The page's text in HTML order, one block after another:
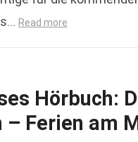
Read more
Hörbuch:
– Ferien am